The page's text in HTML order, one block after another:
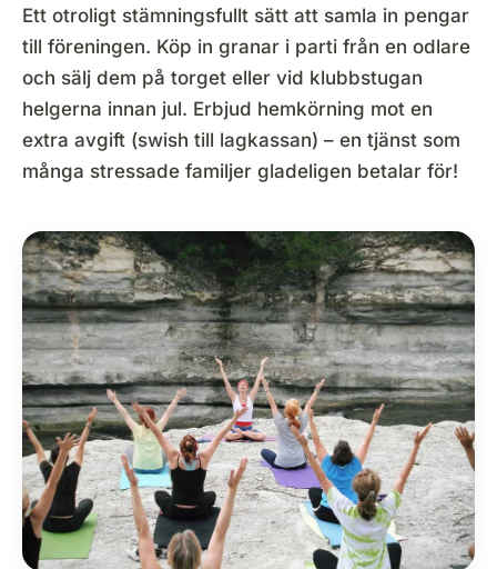
Ett otroligt stämningsfullt sätt att samla in pengar
till föreningen. Köp in granar i parti från en odlare
och sälj dem på torget eller vid klubbstugan
helgerna innan jul. Erbjud hemkörning mot en
extra avgift (swish till lagkassan) – en tjänst som
många stressade familjer gladeligen betalar för!